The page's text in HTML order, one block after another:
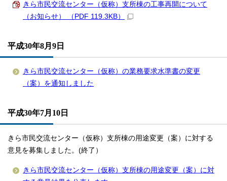
きら市民交流センター（仮称）支所棟の工事再開について
（お知らせ） （PDF 119.3KB）
平成30年8月9日
きら市民交流センター（仮称）の業務要求水準書の変更
（案）を通知しました
平成30年7月10日
きら市民交流センター（仮称）支所棟の用途変更（案）に対する
意見を募集しました。(終了）
きら市民交流センター（仮称）支所棟の用途変更（案）に対